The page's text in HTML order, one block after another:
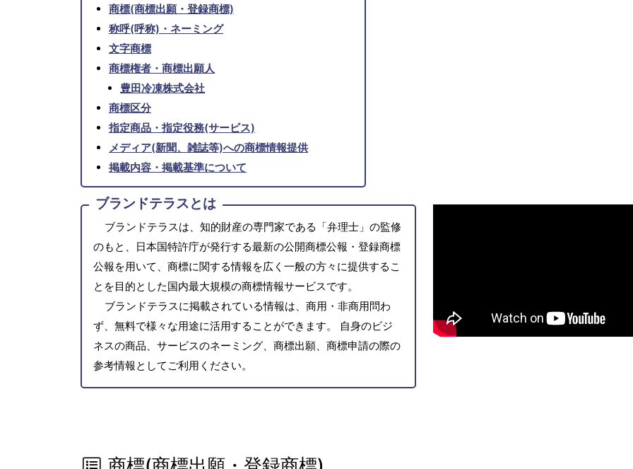
商標(商標出願・登録商標)
称呼(呼称)・ネーミング
文字商標
商標権者・商標出願人
豊田冷凍株式会社
商標区分
指定商品・指定役務(サービス)
メディア(新聞、雑誌等)への商標情報提供
掲載内容・掲載基準について
ブランドテラスとは
ブランドテラスは、知的財産の専門家である「弁理士」の監修
のもと、日本国特許庁が発行する最新の公開商標公報・登録商標
公報を用いて、商標に関する情報を広く一般の方々に提供するこ
とを目的とした国内最大規模の商標情報サービスです。
ブランドテラスに掲載されている情報は、商用・非商用問わ
ず、無料で様々な用途に活用することができます。 自身のビジ
ネスの商品、サービスのネーミング、商標出願、商標申請の際の
参考情報としてご利用ください。